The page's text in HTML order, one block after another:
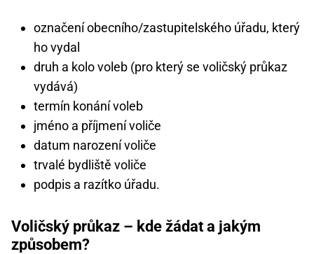
označení obecního/zastupitelského úřadu, který
ho vydal
druh a kolo voleb (pro který se voličský průkaz
vydává)
termín konání voleb
jméno a příjmení voliče
datum narození voliče
trvalé bydliště voliče
podpis a razítko úřadu.
Voličský průkaz – kde žádat a jakým
způsobem?